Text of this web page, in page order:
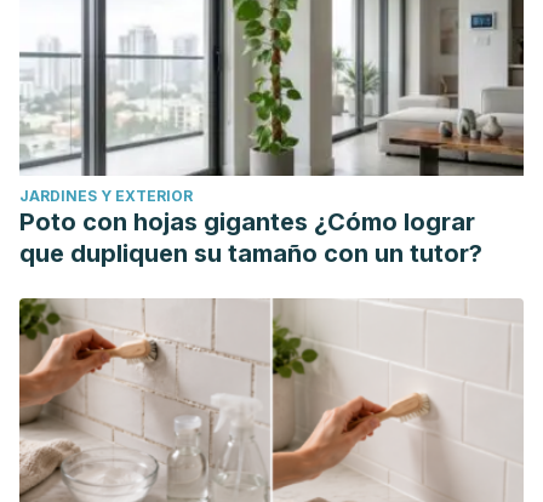
JARDINES Y EXTERIOR
Poto con hojas gigantes ¿Cómo lograr
que dupliquen su tamaño con un tutor?